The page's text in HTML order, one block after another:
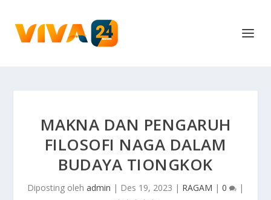
MAKNA DAN PENGARUH
FILOSOFI NAGA DALAM
BUDAYA TIONGKOK
Diposting oleh admin | Des 19, 2023 | RAGAM | 0 |